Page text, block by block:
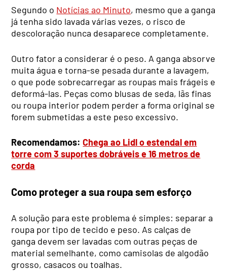
Segundo o Notícias ao Minuto, mesmo que a ganga
já tenha sido lavada várias vezes, o risco de
descoloração nunca desaparece completamente.
Outro fator a considerar é o peso. A ganga absorve
muita água e torna-se pesada durante a lavagem,
o que pode sobrecarregar as roupas mais frágeis e
deformá-las. Peças como blusas de seda, lãs finas
ou roupa interior podem perder a forma original se
forem submetidas a este peso excessivo.
Recomendamos:Chega ao Lidl o estendal em
torre com 3 suportes dobráveis e 16 metros de
corda
Como proteger a sua roupa sem esforço
A solução para este problema é simples: separar a
roupa por tipo de tecido e peso. As calças de
ganga devem ser lavadas com outras peças de
material semelhante, como camisolas de algodão
grosso, casacos ou toalhas.